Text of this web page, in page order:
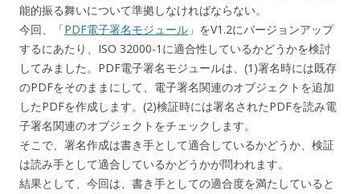
能的振る舞いについて準拠しなければならない。
今回、「PDF電子署名モジュール 」をV1.2にバージョンアップ
するにあたり、ISO 32000-1に適合性しているかどうかを検討
してみました。PDF電子署名モジュールは、(1)署名時には既存
のPDFをそのままにして、電子署名関連のオブジェクトを追加
したPDFを作成します。(2)検証時には署名されたPDFを読み電
子署名関連のオブジェクトをチェックします。
そこで、署名作成は書き手として適合しているかどうか、検証
は読み手として適合しているかどうかが問われます。
結果として、今回は、書き手としての適合度を満たしていると